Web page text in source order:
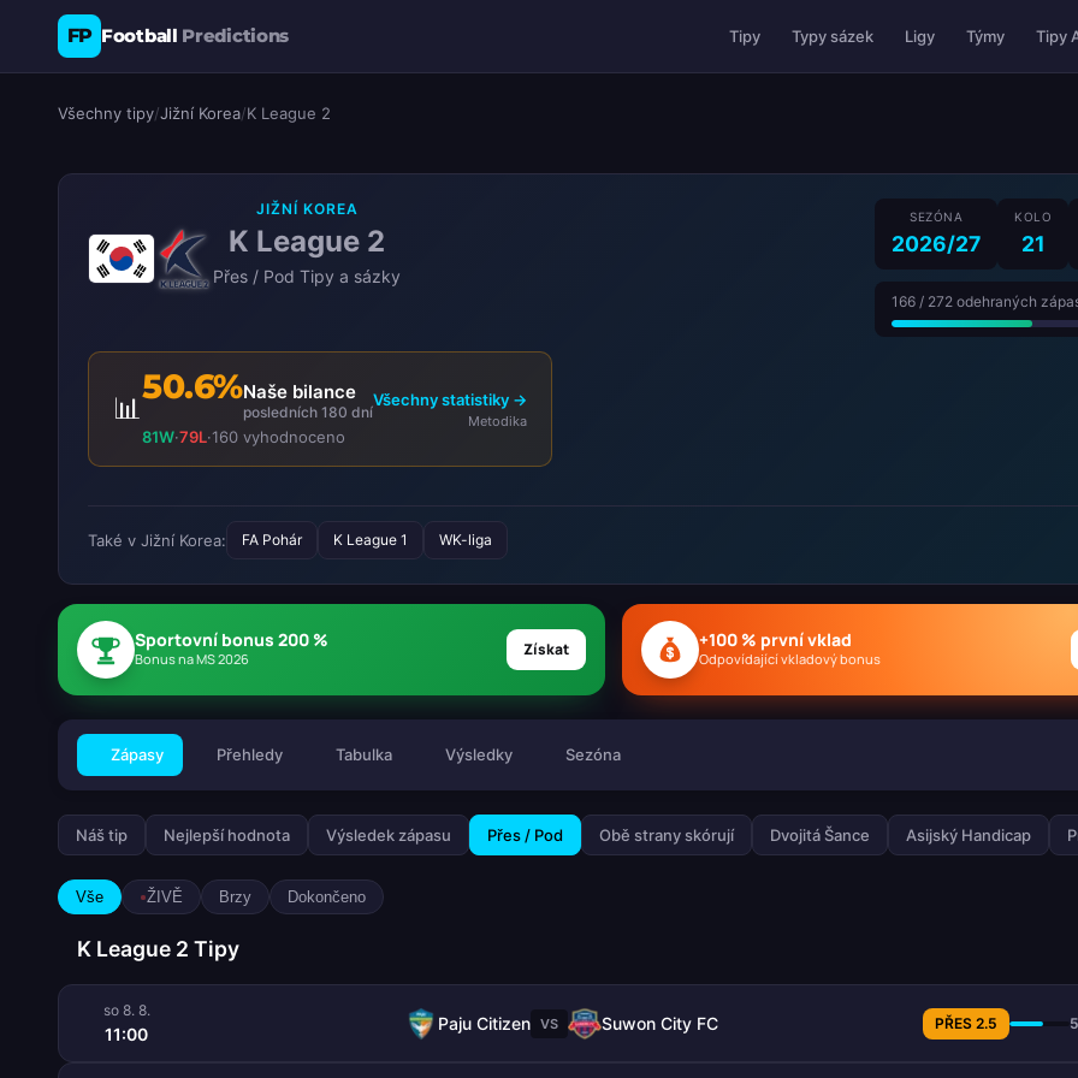
FP Football Predictions Tipy Typy sázek Ligy Týmy Tipy
Všechny tipy/Jižní Korea/K League 2
JIŽNÍ KOREA
K League 2
Přes / Pod Tipy a sázky
SEZÓNA
2026/27
KOLO
21
166 / 272 odehraných
📊
50.6%Naše bilance
posledních 180 dní
81W·79L·160 vyhodnoceno
Všechny statistiky →
Metodika
Také v Jižní Korea: FA Pohár K League 1 WK-liga
Sportovní bonus 200 %
Bonus na MS 2026 Získat +100 % první vklad
Odpovídající vkladový bonus
Zápasy Přehledy Tabulka Výsledky Sezóna
Náš tip Nejlepší hodnota Výsledek zápasu Přes / Pod Obě strany skórují Dvojitá Šance Asijský Handicap
Vše ŽIVĚ Brzy Dokončeno
K League 2 Tipy
so 8. 8.
11:00
Paju Citizen VS Suwon City FC PŘES 2.5